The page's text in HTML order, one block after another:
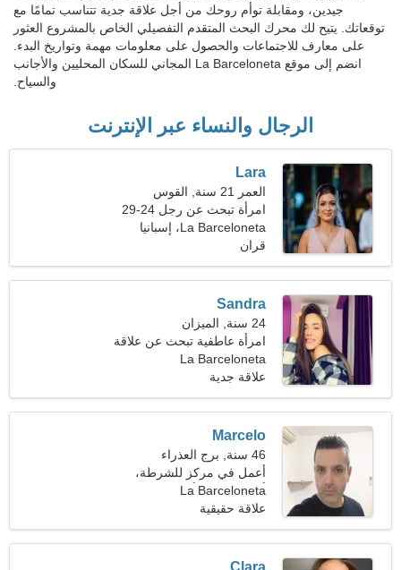
جيدين، ومقابلة توأم روحك من أجل علاقة جدية تتناسب تمامًا مع
توقعاتك. يتيح لك محرك البحث المتقدم التفصيلي الخاص بالمشروع العثور
على معارف للاجتماعات والحصول على معلومات مهمة وتواريخ البدء.
انضم إلى موقع La Barceloneta المجاني للسكان المحليين والأجانب
والسياح.
الرجال والنساء عبر الإنترنت
Lara
العمر 21 سنة, القوس
امرأة تبحث عن رجل 24-29
La Barceloneta، إسبانيا
قران
Sandra
24 سنة, الميزان
امرأة عاطفية تبحث عن علاقة
جدية
La Barceloneta
علاقة جدية
Marcelo
46 سنة, برج العذراء
أعمل في مركز للشرطة،
أحتاج إلى امرأة مخلصة
La Barceloneta
علاقة حقيقية
Clara